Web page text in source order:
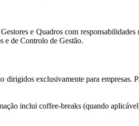
e Quadros com
e de Controlo de Gestão.
dirigidos exclusivamente para empresas.
inclui coffee-breaks (quando